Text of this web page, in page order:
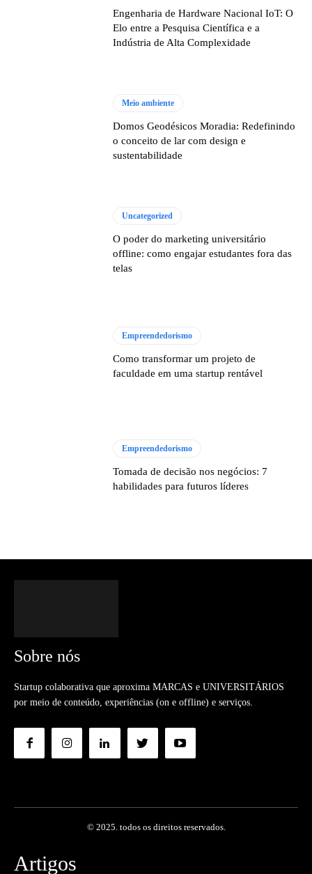
Engenharia de Hardware Nacional IoT: O
Elo entre a Pesquisa Científica e a
Indústria de Alta Complexidade
Meio ambiente
Domos Geodésicos Moradia: Redefinindo
o conceito de lar com design e
sustentabilidade
Uncategorized
O poder do marketing universitário
offline: como engajar estudantes fora das
telas
Empreendedorismo
Como transformar um projeto de
faculdade em uma startup rentável
Empreendedorismo
Tomada de decisão nos negócios: 7
habilidades para futuros líderes
Sobre nós
Startup colaborativa que aproxima MARCAS e UNIVERSITÁRIOS
por meio de conteúdo, experiências (on e offline) e serviços.
© 2025. todos os direitos reservados.
Artigos